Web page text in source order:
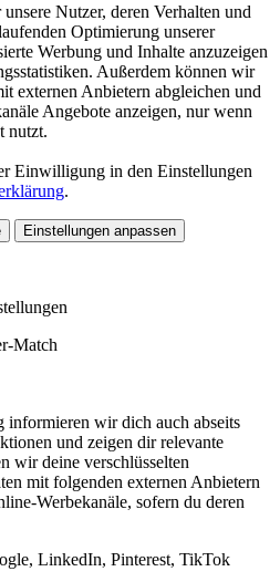
Nutzer, deren Verhalten und
Optimierung unserer
Werbung und Inhalte anzuzeigen
Außerdem können wir
externen Anbietern abgleichen und
Angebote anzeigen, nur wenn
nutzt.
Einwilligung in den Einstellungen
.
Einstellungen anpassen
Match
wir dich auch abseits
und zeigen dir relevante
wir deine verschlüsselten
mit folgenden externen Anbietern
Werbekanäle, sofern du deren
LinkedIn, Pinterest, TikTok